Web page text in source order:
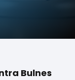
Bulnes